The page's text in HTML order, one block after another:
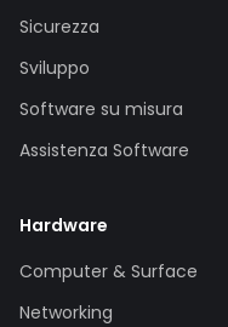
Sicurezza
Sviluppo
Software su misura
Assistenza Software
Hardware
Computer & Surface
Networking